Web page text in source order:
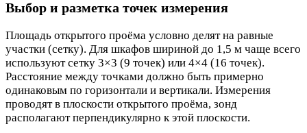
Выбор и разметка точек измерения
Площадь открытого проёма условно делят на равные
участки (сетку). Для шкафов шириной до 1,5 м чаще всего
используют сетку 3×3 (9 точек) или 4×4 (16 точек).
Расстояние между точками должно быть примерно
одинаковым по горизонтали и вертикали. Измерения
проводят в плоскости открытого проёма, зонд
располагают перпендикулярно к этой плоскости.